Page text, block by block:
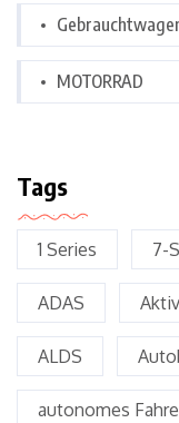
MOTORRAD
Tags
1 Series 7-
ADAS
ALDS
autonomes